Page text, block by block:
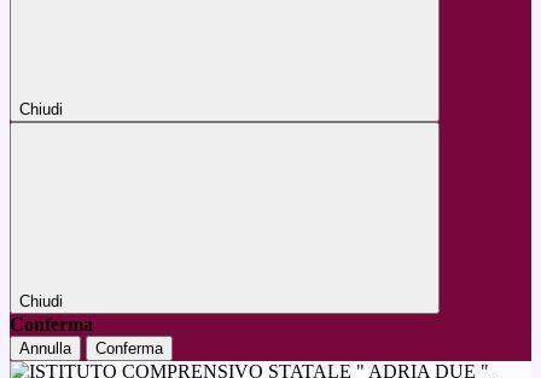
Chiudi
Chiudi
Conferma
Annulla Conferma